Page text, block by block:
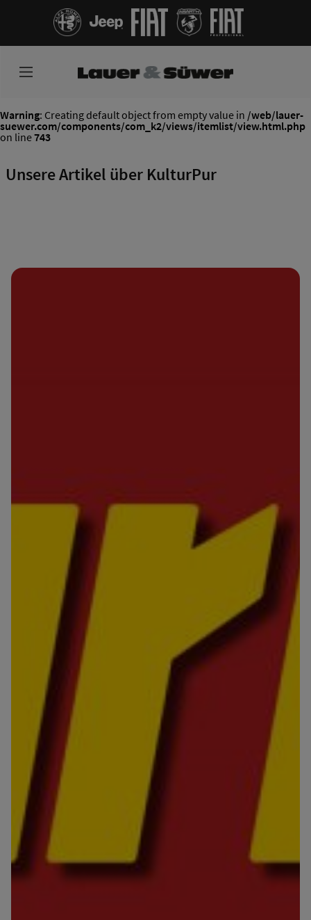
Warning: Creating default object from empty value in /web/lauer-
suewer.com/components/com_k2/views/itemlist/view.html.php
on line743
Unsere Artikel über KulturPur